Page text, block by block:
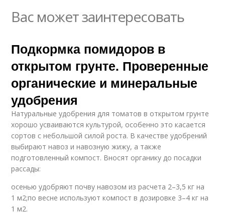
Вас может заинтересовать
Подкормка помидоров в
открытом грунте. Проверенные
органические и минеральные
удобрения
Натуральные удобрения для томатов в открытом грунте
хорошо усваиваются культурой, особенно это касается
сортов с небольшой силой роста. В качестве удобрений
выбирают навоз и навозную жижу, а также
подготовленный компост. Вносят органику до посадки
рассады:
осенью удобряют почву навозом из расчета 2–3,5 кг на
1 м2;по весне используют компост в дозировке 3–4 кг на
1 м2.